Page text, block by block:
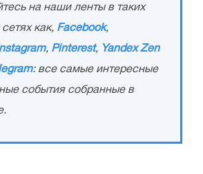
на наши ленты в таких
как, Facebook,
, Pinterest, Yandex Zen
: все самые интересные
события собранные в